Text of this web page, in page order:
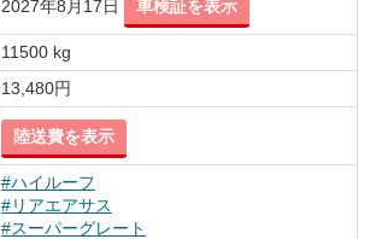
2027年8月17日 車検証を表示
11500 kg
13,480円
陸送費を表示
#ハイルーフ
#リアエアサス
#スーパーグレート